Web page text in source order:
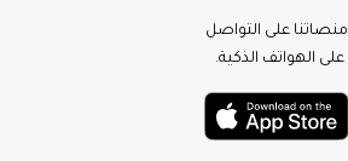
على التواصل
الهواتف الذكية.